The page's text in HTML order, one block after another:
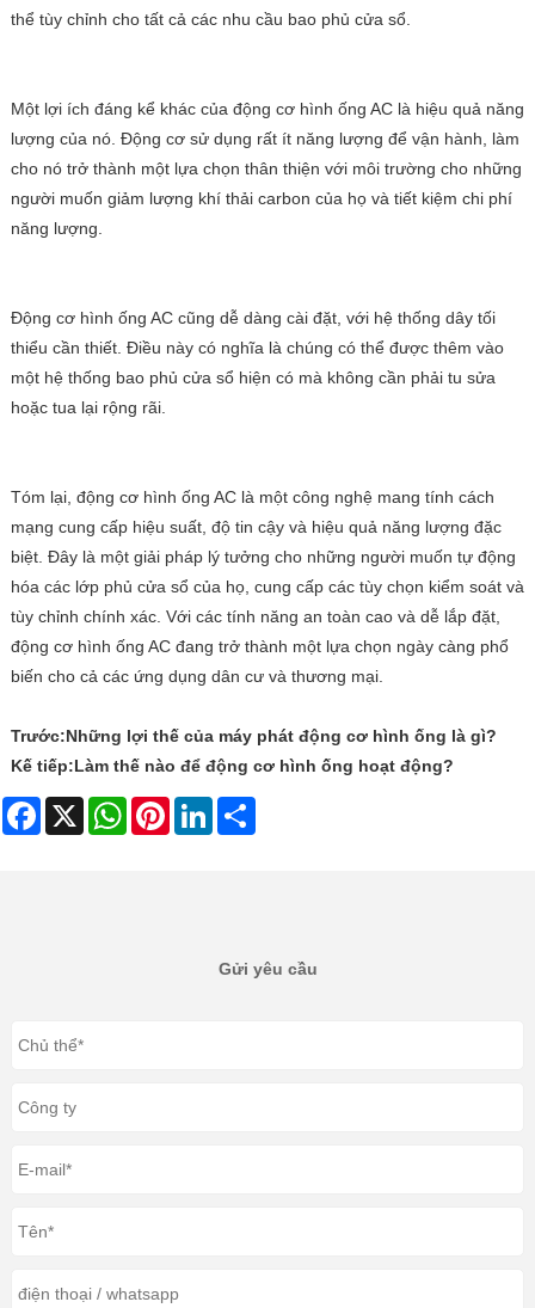
thể tùy chỉnh cho tất cả các nhu cầu bao phủ cửa sổ.
Một lợi ích đáng kể khác của động cơ hình ống AC là hiệu quả năng
lượng của nó. Động cơ sử dụng rất ít năng lượng để vận hành, làm
cho nó trở thành một lựa chọn thân thiện với môi trường cho những
người muốn giảm lượng khí thải carbon của họ và tiết kiệm chi phí
năng lượng.
Động cơ hình ống AC cũng dễ dàng cài đặt, với hệ thống dây tối
thiểu cần thiết. Điều này có nghĩa là chúng có thể được thêm vào
một hệ thống bao phủ cửa sổ hiện có mà không cần phải tu sửa
hoặc tua lại rộng rãi.
Tóm lại, động cơ hình ống AC là một công nghệ mang tính cách
mạng cung cấp hiệu suất, độ tin cậy và hiệu quả năng lượng đặc
biệt. Đây là một giải pháp lý tưởng cho những người muốn tự động
hóa các lớp phủ cửa sổ của họ, cung cấp các tùy chọn kiểm soát và
tùy chỉnh chính xác. Với các tính năng an toàn cao và dễ lắp đặt,
động cơ hình ống AC đang trở thành một lựa chọn ngày càng phổ
biến cho cả các ứng dụng dân cư và thương mại.
Trước:Những lợi thế của máy phát động cơ hình ống là gì?
Kế tiếp:Làm thế nào để động cơ hình ống hoạt động?
Facebook
X WhatsAppPinterestLinkedIn
Gửi yêu cầu